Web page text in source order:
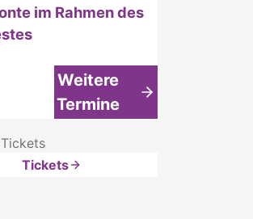
im Rahmen des
Weitere
Termine
Tickets